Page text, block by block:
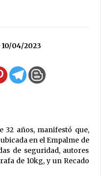
de obras hídricas para
Jornada Regional
en Ceres la 1° ronda de
sobre el fenómeno de El
10/04/2023
32 años, manifestó que,
en el Empalme de
de seguridad, autores
de 10kg, y un Recado